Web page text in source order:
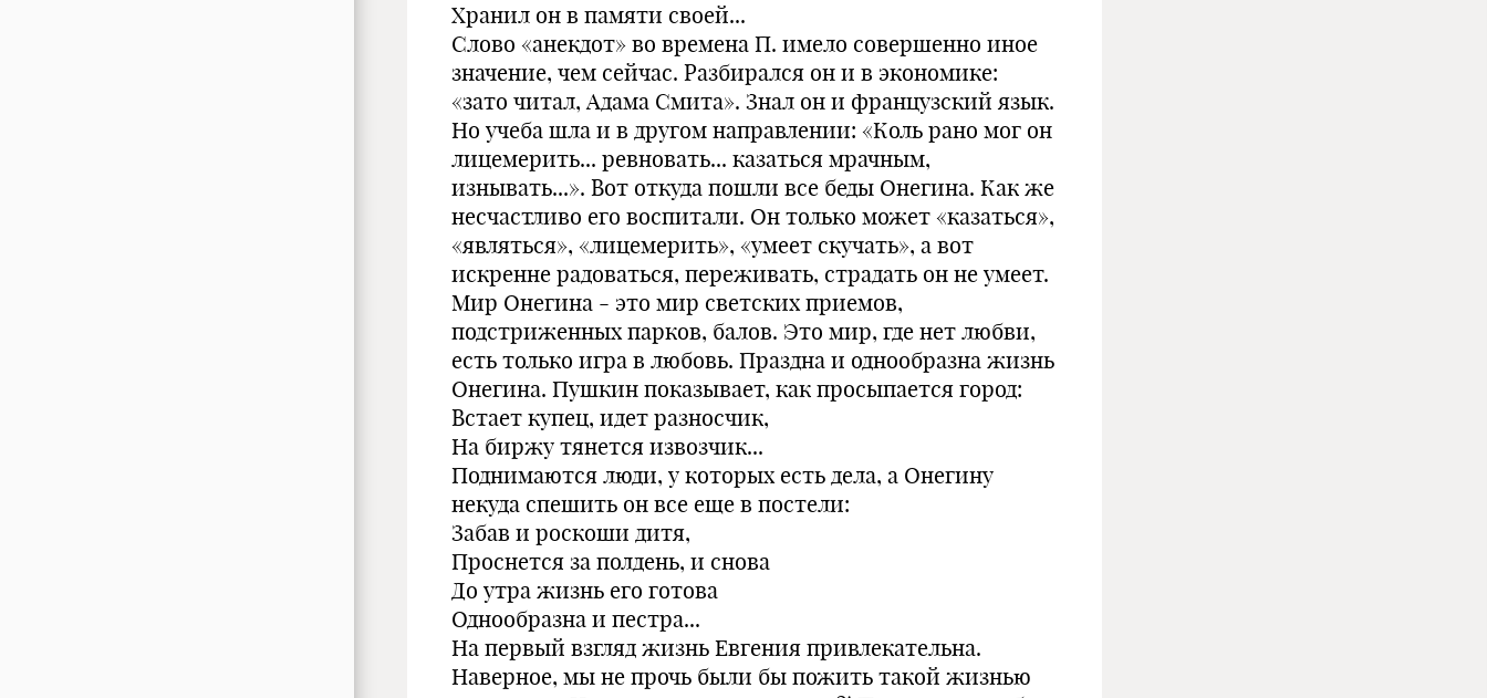
Хранил он в памяти своей...
Слово «анекдот» во времена П. имело совершенно иное
значение, чем сейчас. Разбирался он и в экономике:
«зато читал, Адама Смита». Знал он и французский язык.
Но учеба шла и в другом направлении: «Коль рано мог он
лицемерить... ревновать... казаться мрачным,
изнывать...». Вот откуда пошли все беды Онегина. Как же
несчастливо его воспитали. Он только может «казаться»,
«являться», «лицемерить», «умеет скучать», а вот
искренне радоваться, переживать, страдать он не умеет.
Мир Онегина - это мир светских приемов,
подстриженных парков, балов. Это мир, где нет любви,
есть только игра в любовь. Праздна и однообразна жизнь
Онегина. Пушкин показывает, как просыпается город:
Встает купец, идет разносчик,
На биржу тянется извозчик...
Поднимаются люди, у которых есть дела, а Онегину
некуда спешить он все еще в постели:
Забав и роскоши дитя,
Проснется за полдень, и снова
До утра жизнь его готова
Однообразна и пестра...
На первый взгляд жизнь Евгения привлекательна.
Наверное, мы не прочь были бы пожить такой жизнью